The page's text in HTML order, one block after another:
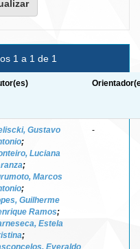
1 a 1 de 1
Gustavo
;
Luciana
;
Marcos
;
Guilherme
Ramos;
Estela
;
Everaldo
-